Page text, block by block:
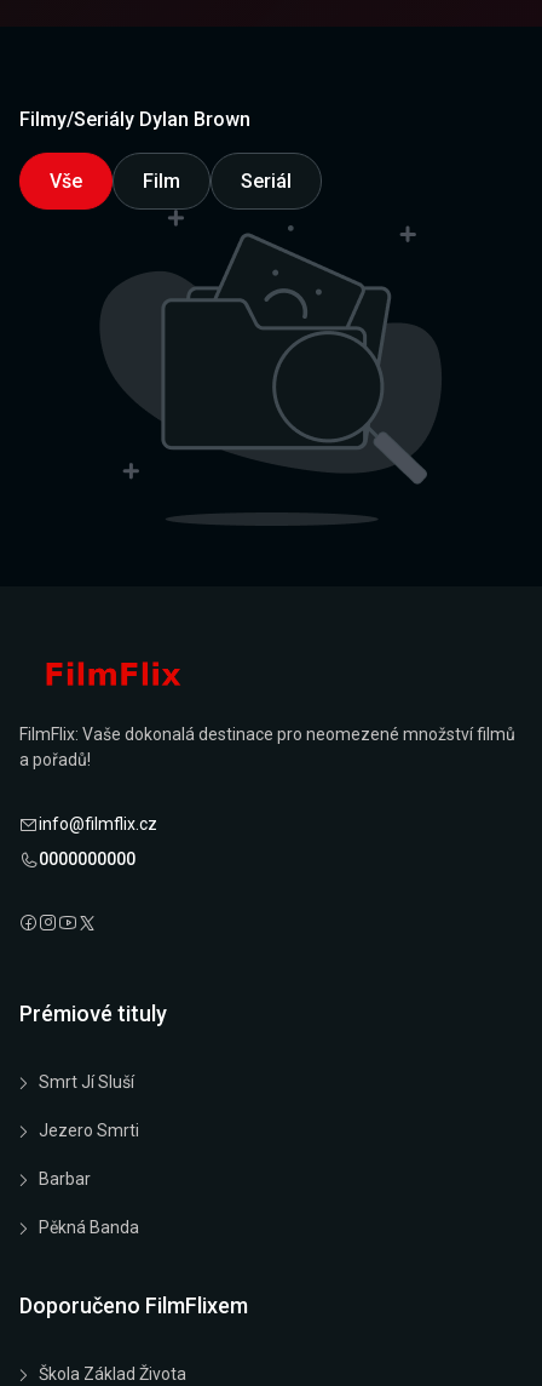
Filmy/Seriály Dylan Brown
Vše Film Seriál
FilmFlix: Vaše dokonalá destinace pro neomezené množství filmů
a pořadů!
info@filmflix.cz
0000000000
Prémiové tituly
Smrt Jí Sluší
Jezero Smrti
Barbar
Pěkná Banda
Doporučeno FilmFlixem
Škola Základ Života